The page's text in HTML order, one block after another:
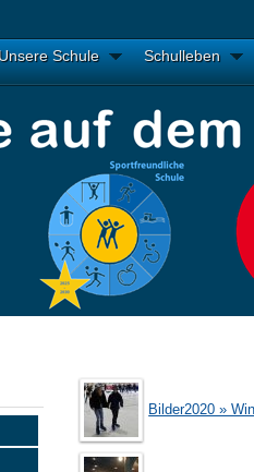
Unsere Schule Schulleben
Bilder2020 »